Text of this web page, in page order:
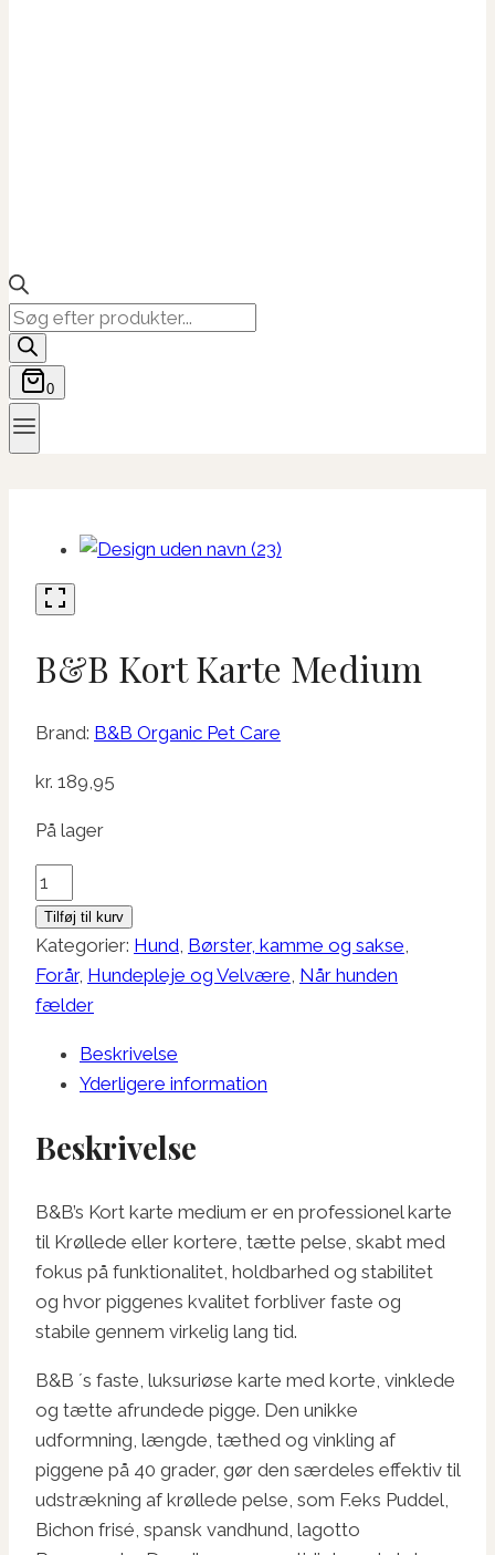
Products
search
0
B&B Kort Karte Medium
Brand: B&B Organic Pet Care
kr. 189,95
På lager
B&B
Kort
Karte
Medium
antal
Tilføj til kurv
Kategorier: Hund, Børster, kamme og sakse,
Forår, Hundepleje og Velvære, Når hunden
fælder
Beskrivelse
Yderligere information
Beskrivelse
B&B’s Kort karte medium er en professionel karte
til Krøllede eller kortere, tætte pelse, skabt med
fokus på funktionalitet, holdbarhed og stabilitet
og hvor piggenes kvalitet forbliver faste og
stabile gennem virkelig lang tid.
B&B ´s faste, luksuriøse karte med korte, vinklede
og tætte afrundede pigge. Den unikke
udformning, længde, tæthed og vinkling af
piggene på 40 grader, gør den særdeles effektiv til
udstrækning af krøllede pelse, som F.eks Puddel,
Bichon frisé, spansk vandhund, lagotto